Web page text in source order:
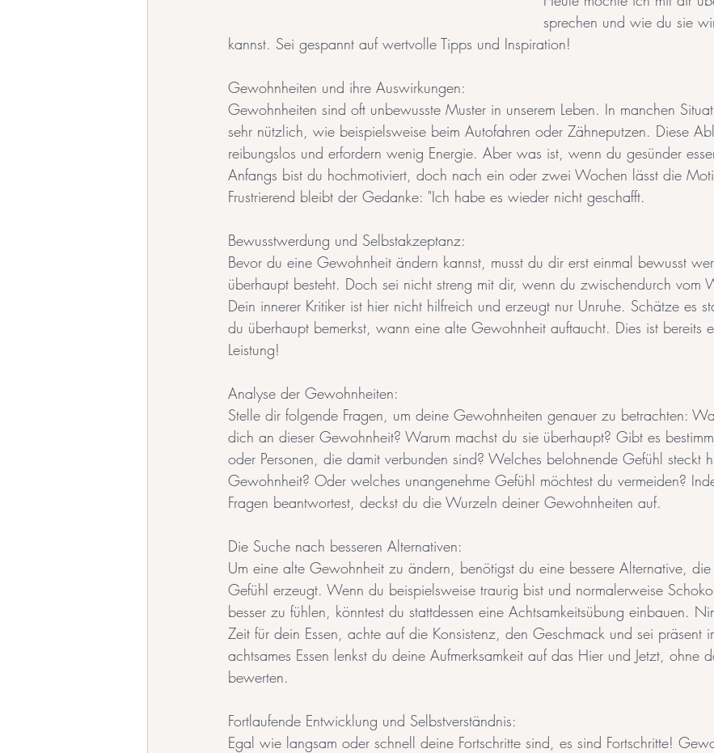
sprechen und wie du sie
kannst. Sei gespannt auf wertvolle Tipps und Inspiration!
Gewohnheiten und ihre Auswirkungen:
Gewohnheiten sind oft unbewusste Muster in unserem Leben. In manchen
sehr nützlich, wie beispielsweise beim Autofahren oder Zähneputzen. Diese
reibungslos und erfordern wenig Energie. Aber was ist, wenn du gesünder
Anfangs bist du hochmotiviert, doch nach ein oder zwei Wochen lässt die
Frustrierend bleibt der Gedanke: "Ich habe es wieder nicht geschafft.
Bewusstwerdung und Selbstakzeptanz:
Bevor du eine Gewohnheit ändern kannst, musst du dir erst einmal bewusst
überhaupt besteht. Doch sei nicht streng mit dir, wenn du zwischendurch vom
Dein innerer Kritiker ist hier nicht hilfreich und erzeugt nur Unruhe. Schätze es
du überhaupt bemerkst, wann eine alte Gewohnheit auftaucht. Dies ist bereits
Leistung!
Analyse der Gewohnheiten:
Stelle dir folgende Fragen, um deine Gewohnheiten genauer zu betrachten:
dich an dieser Gewohnheit? Warum machst du sie überhaupt? Gibt es
oder Personen, die damit verbunden sind? Welches belohnende Gefühl steckt
Gewohnheit? Oder welches unangenehme Gefühl möchtest du vermeiden?
Fragen beantwortest, deckst du die Wurzeln deiner Gewohnheiten auf.
Die Suche nach besseren Alternativen:
Um eine alte Gewohnheit zu ändern, benötigst du eine bessere Alternative,
Gefühl erzeugt. Wenn du beispielsweise traurig bist und normalerweise
besser zu fühlen, könntest du stattdessen eine Achtsamkeitsübung einbauen.
Zeit für dein Essen, achte auf die Konsistenz, den Geschmack und sei präsent
achtsames Essen lenkst du deine Aufmerksamkeit auf das Hier und Jetzt, ohne
bewerten.
Fortlaufende Entwicklung und Selbstverständnis:
Egal wie langsam oder schnell deine Fortschritte sind, es sind Fortschritte!